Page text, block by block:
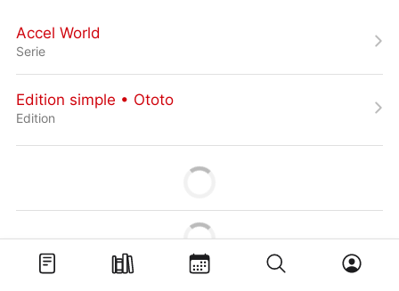
Accel World
Serie
Edition simple • Ototo
Edition